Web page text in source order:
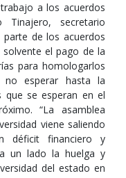
a los acuerdos
Tinajero, secretario
parte de los acuerdos
el pago de la
para homologarlos
esperar hasta la
que se esperan en el
“La asamblea
viene saliendo
déficit financiero y
un lado la huelga y
del estado en